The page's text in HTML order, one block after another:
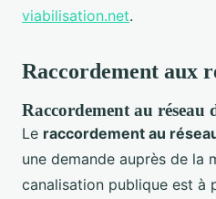
viabilisation.net.
Raccordement aux
Raccordement au réseau
Le raccordement au
une demande auprès de la
canalisation publique est à